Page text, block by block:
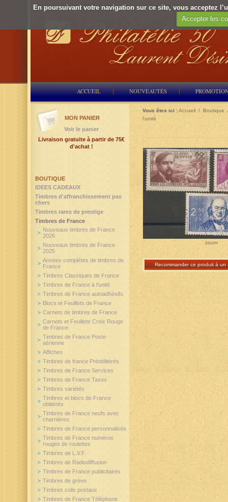
En poursuivant votre navigation sur ce site, vous acceptez
Accepter les
ACCUEIL NOUVEAUTÉS
Vous êtes ici :Accueil / Boutique
l'unité
zoom
Recommander ce produit à un
BOUTIQUE
IDEES CADEAUX
Timbres d'affranchissement pas
chers
Timbres rares de prestige
Timbres de France
Nouveaux timbres de France
2026
Nouveaux timbres de France
2025
Années complètes de timbres de
France
Timbres Classiques de France
Timbres de France à l'unité
Timbres de France autoadhésifs
Blocs et Feuillets de France
Carnets de timbres de France
Carnets et Feuillets Croix Rouge
de France
Timbres de France Poste
aérienne
Affiches
Timbres de france Préoblitérés
Timbres de France Services
Timbres de France Taxes
Timbres variétés
Timbres et blocs de France
oblitérés
Timbres de France neufs avec
charnières
Timbres de France personnalisés
Timbres de France numéros
rouges de roulettes
Timbres de L.V.F.
Timbres de Radiodiffusion
Timbres de France publicitaires
Timbres de grève
Timbres colis postaux
Timbres de France Téléphone
MON PANIER
Voir le panier
Livraison gratuite à partir de 75€
d'achat !